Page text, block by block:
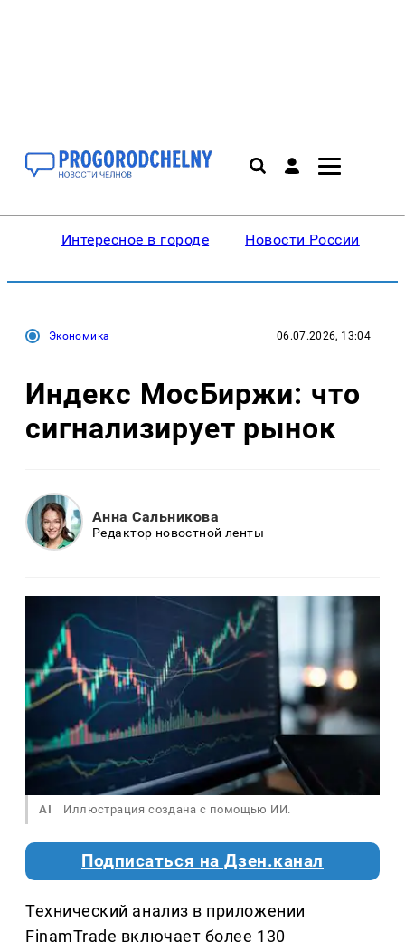
Интересное в городе Новости России
Экономика 06.07.2026, 13:04
Индекс МосБиржи: что
сигнализирует рынок
Анна Сальникова
Редактор новостной ленты
AI Иллюстрация создана с помощью ИИ.
Подписаться на Дзен.канал
Технический анализ в приложении
FinamTrade включает более 130